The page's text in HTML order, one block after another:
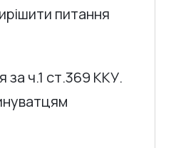
питання
за ч.1 ст.369 ККУ.